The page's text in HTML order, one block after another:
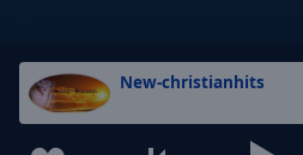
New-christianhits